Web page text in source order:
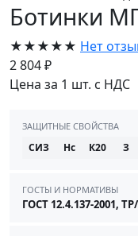
Ботинки
★★★★★ Нет
2 804 ₽
Цена за 1 шт. с НДС
ЗАЩИТНЫЕ СВОЙСТВА
СИЗ Нс К20 З
ГОСТЫ И НОРМАТИВЫ
ГОСТ 12.4.137-2001,